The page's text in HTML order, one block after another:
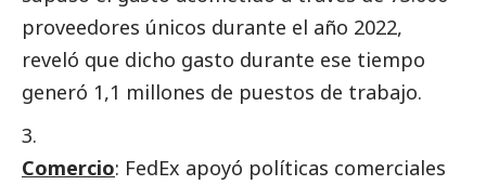
proveedores únicos durante el año 2022,
reveló que dicho gasto durante ese tiempo
generó 1,1 millones de puestos de trabajo.
Comercio: FedEx apoyó políticas comerciales